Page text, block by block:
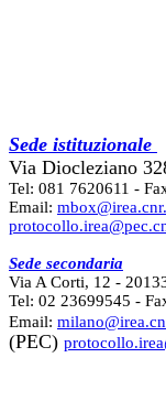
Sede istituzionale
Via Diocleziano
Tel: 081 7620611 -
Email:
Sede secondaria
Via A Corti, 12 -
Tel: 02 23699545 -
Email:
(PEC)